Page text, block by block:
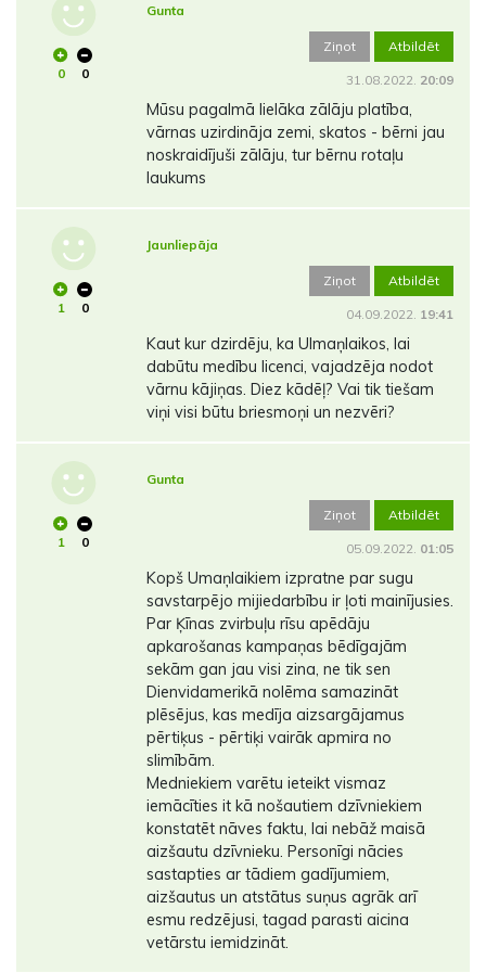
0 0
Gunta
Ziņot Atbildēt
31.08.2022. 20:09
Mūsu pagalmā lielāka zālāju platība,
vārnas uzirdināja zemi, skatos - bērni jau
noskraidījuši zālāju, tur bērnu rotaļu
laukums
1 0
Jaunliepāja
Ziņot Atbildēt
04.09.2022. 19:41
Kaut kur dzirdēju, ka Ulmaņlaikos, lai
dabūtu medību licenci, vajadzēja nodot
vārnu kājiņas. Diez kādēļ? Vai tik tiešam
viņi visi būtu briesmoņi un nezvēri?
1 0
Gunta
Ziņot Atbildēt
05.09.2022. 01:05
Kopš Umaņlaikiem izpratne par sugu
savstarpējo mijiedarbību ir ļoti mainījusies.
Par Ķīnas zvirbuļu rīsu apēdāju
apkarošanas kampaņas bēdīgajām
sekām gan jau visi zina, ne tik sen
Dienvidamerikā nolēma samazināt
plēsējus, kas medīja aizsargājamus
pērtiķus - pērtiķi vairāk apmira no
slimībām.
Medniekiem varētu ieteikt vismaz
iemācīties it kā nošautiem dzīvniekiem
konstatēt nāves faktu, lai nebāž maisā
aizšautu dzīvnieku. Personīgi nācies
sastapties ar tādiem gadījumiem,
aizšautus un atstātus suņus agrāk arī
esmu redzējusi, tagad parasti aicina
vetārstu iemidzināt.